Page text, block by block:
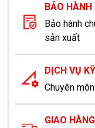
BẢO HÀNH
Bảo hành
sản xuất
DỊCH VỤ
Chuyên
GIAO